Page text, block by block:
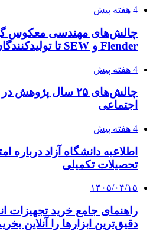
4 هفته پیش
چالش‌های مهندسی معکوس
Flender و SEW تا تولیدکنندگان تخصصی ایرانی
4 هفته پیش
چالش‌های ۲۵ سال
اجتماعی
4 هفته پیش
اطلاعیه دانشگاه آزاد درباره
تحصیلات تکمیلی
۱۴۰۵/۰۴/۱۵
راهنمای جامع خرید تجهیزات
دقیق‌ترین ابزارها را آنلاین